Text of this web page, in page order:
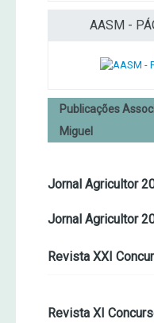
AASM -
Publicações
Miguel
Jornal Agricultor
Jornal Agricultor
Revista XXI
Revista XI